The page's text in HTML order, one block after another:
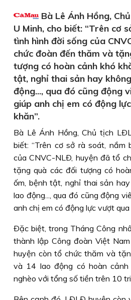
Bà Lê Ánh Hồng,
U Minh, cho biết: “Trên cơ
tình hình đời sống của
chức đoàn đến thăm và
tượng có hoàn cảnh khó
tật, nghỉ thai sản hay
động..., qua đó cũng động
giúp anh chị em có động
khăn”.
Bà Lê Ánh Hồng, Chủ tịch
biết: “Trên cơ sở rà soát, nắm
của CNVC-NLÐ, huyện đã tổ
tặng quà các đối tượng có
ốm, bệnh tật, nghỉ thai sản
lao động..., qua đó cũng động
anh chị em có động lực vượt qua
Ðặc biệt, trong Tháng Công
thành lập Công đoàn Việt
huyện còn tổ chức thăm và
và 14 lao động có hoàn cảnh
nghèo với tổng số tiền trên 10